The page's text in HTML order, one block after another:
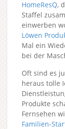
HomeResQ,
Staffel
einwerben
Löwen
Mal ein
bei der
Oft sind es
heraus tolle
Produkte
Fernsehen
Familien-